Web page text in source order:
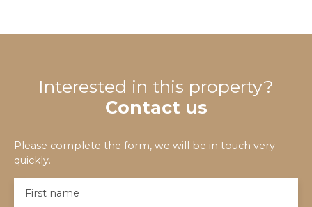
Interested in this property?
Contact us
Please complete the form, we will be in touch very
quickly.
First name